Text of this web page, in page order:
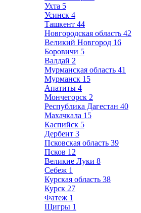
Ухта 5
Усинск 4
Ташкент 44
Новгородская область 42
Великий Новгород 16
Боровичи 5
Валдай 2
Мурманская область 41
Мурманск 15
Апатиты 4
Мончегорск 2
Республика Дагестан 40
Махачкала 15
Каспийск 5
Дербент 3
Псковская область 39
Псков 12
Великие Луки 8
Себеж 1
Курская область 38
Курск 27
Фатеж 1
Щигры 1